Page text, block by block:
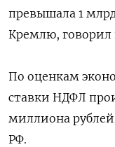
превышала 1
Кремлю, говорил
По оценкам
ставки НДФЛ
миллиона
РФ.